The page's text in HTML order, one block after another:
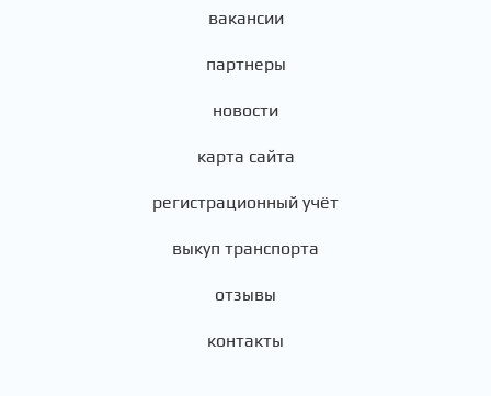
вакансии
партнеры
новости
карта сайта
регистрационный учёт
выкуп транспорта
отзывы
контакты